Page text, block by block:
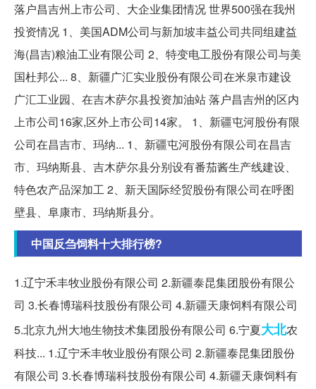
落户昌吉州上市公司、大企业集团情况 世界500强在我州
投资情况 1、美国ADM公司与新加坡丰益公司共同组建益
海(昌吉)粮油工业有限公司 2、特变电工股份有限公司与美
国杜邦公... 8、新疆广汇实业股份有限公司在米泉市建设
广汇工业园、在吉木萨尔县投资加油站 落户昌吉州的区内
上市公司16家,区外上市公司14家。 1、新疆屯河股份有限
公司在昌吉市、玛纳... 1、新疆屯河股份有限公司在昌吉
市、玛纳斯县、吉木萨尔县分别设有番茄酱生产线建设、
特色农产品深加工 2、新天国际经贸股份有限公司在呼图
壁县、阜康市、玛纳斯县分。
中国反刍饲料十大排行榜?
1.辽宁禾丰牧业股份有限公司 2.新疆泰昆集团股份有限公
司 3.长春博瑞科技股份有限公司 4.新疆天康饲料有限公司
5.北京九州大地生物技术集团股份有限公司 6.宁夏大北农
科技... 1.辽宁禾丰牧业股份有限公司 2.新疆泰昆集团股份
有限公司 3.长春博瑞科技股份有限公司 4.新疆天康饲料有